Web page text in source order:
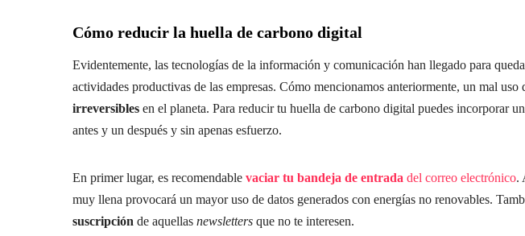
Cómo reducir la huella de carbono digital
Evidentemente, las tecnologías de la información y comunicación han llegado para
actividades productivas de las empresas. Cómo mencionamos anteriormente, un mal uso
irreversibles en el planeta. Para reducir tu huella de carbono digital puedes incorporar
antes y un después y sin apenas esfuerzo.
En primer lugar, es recomendable vaciar tu bandeja de entrada del correo electrónico.
muy llena provocará un mayor uso de datos generados con energías no renovables.
suscripción de aquellas newsletters que no te interesen.